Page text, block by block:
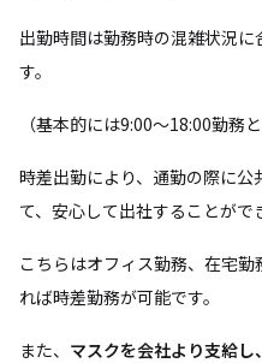
出勤時間は勤務時の混雑状況
す。
（基本的には9:00〜18:00勤務
時差出勤により、通勤の際に
て、安心して出社することがで
こちらはオフィス勤務、在宅
れば時差勤務が可能です。
また、 マスクを会社より支給